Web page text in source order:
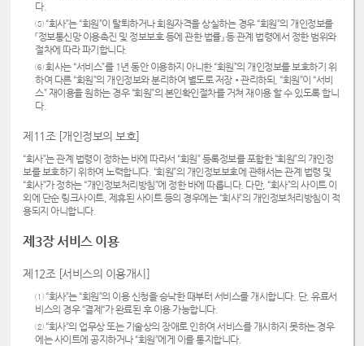
다.
⑤ “회사”는 “회원”이 탈퇴하거나 회원자격을 상실하는 경우 “회원”의 개인정보를
『정보통신망 이용촉진 및 정보보호 등에 관한 법률』 등 관계 법령에서 정한 범위와
절차에 따라 파기합니다.
⑥ 회사는 “서비스”를 1년 동안 이용하지 아니한 “회원”의 개인정보를 보호하기 위
하여 다른 “회원”의 개인정보와 분리하여 별도로 저장•관리하되, “회원”이 “서비
스” 재이용을 원하는 경우 “회원”의 본인확인절차를 거쳐 재이용 할 수 있도록 합니
다.
제11조 [개인정보의 보호]
“회사”는 관계 법령이 정하는 바에 따라서 “회원” 등록정보를 포함한 “회원”의 개인정
보를 보호하기 위하여 노력합니다. “회원”의 개인정보보호에 관해서는 관계 법령 및
“회사”가 정하는 “개인정보처리방침”에 정한 바에 따릅니다. 다만, “회사”의 사이트 이
외에 단순 링크사이트, 제휴된 사이트 등의 경우에는 “회사”의 개인정보처리방침이 적
용되지 아니합니다.
제3장 서비스 이용
제12조 [서비스의 이용개시]
① “회사”는 “회원”의 이용 신청을 승낙한 때부터 서비스를 개시합니다. 단, 유료서
비스의 경우 “결제“가 완료된 후 이용 가능합니다.
② “회사”의 업무상 또는 기술상의 장애로 인하여 서비스를 개시하지 못하는 경우
에는 사이트에 공지하거나 “회원”에게 이를 통지합니다.